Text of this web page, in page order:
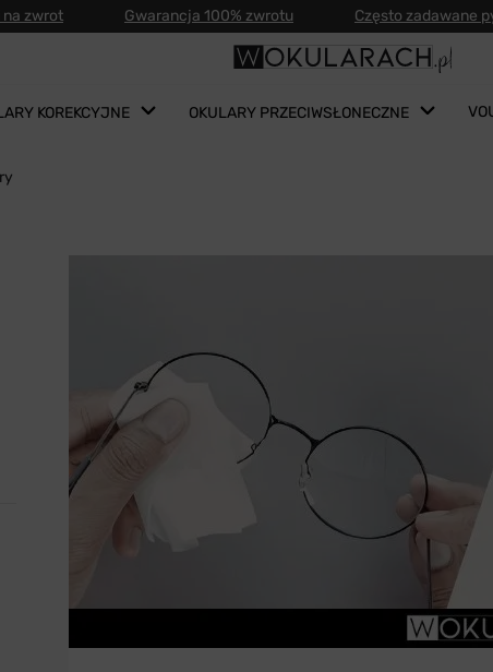
na zwrot Gwarancja 100% zwrotu Często zadawane
KOREKCYJNE OKULARY PRZECIWSŁONECZNE